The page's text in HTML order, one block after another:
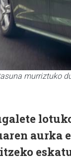
murriztuko
aurka